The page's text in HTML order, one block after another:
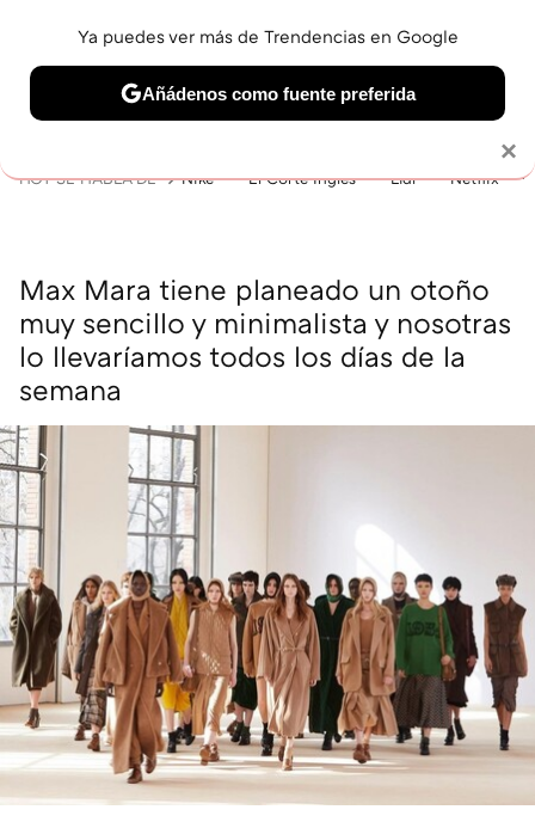
BELLEZA SHOPPING VIAJES GASTRO SNEAKERS
HOY SE HABLA DE Nike El Corte Inglés Lidl Netflix
Max Mara tiene planeado un otoño
muy sencillo y minimalista y nosotras
lo llevaríamos todos los días de la
semana
×
Ya puedes ver más de Trendencias en Google
Añádenos como fuente preferida